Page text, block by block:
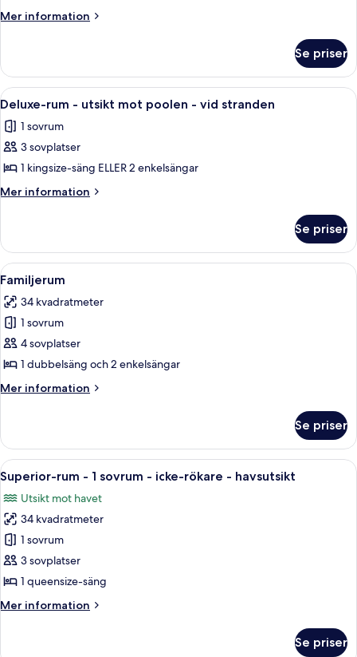
mot
trädgård
Mer information
Mer
dubbelrum
utsikt
trädgården
Se priser
Öppna
alla
foton
för
Deluxe-
rum
mot
poolen
-
vid
stranden
Ett sovrum med en säng under en
13
Deluxe-rum - utsikt mot poolen - vid stranden
1 sovrum
3 sovplatser
1 kingsize-säng ELLER 2 enkelsängar
Mer information
Mer
rum
utsikt
poolen
stranden
Se priser
Öppna
alla
foton
för
Familjerum
Ett sovrum med en säng med
14
Familjerum
34 kvadratmeter
1 sovrum
4 sovplatser
1 dubbelsäng och 2 enkelsängar
Mer information
Mer
Se priser
Öppna
alla
foton
för
Superior-
rum
-
sovrum
Ett område vid poolen med solstolar
8
Superior-rum - 1 sovrum - icke-rökare - havsutsikt
Utsikt mot havet
34 kvadratmeter
1 sovrum
3 sovplatser
1 queensize-säng
Mer information
Mer
Se priser